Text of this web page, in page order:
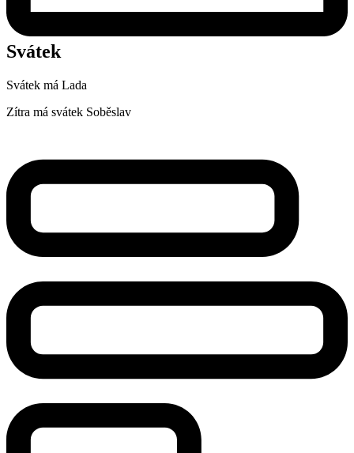
Svátek
Svátek má Lada
Zítra má svátek Soběslav